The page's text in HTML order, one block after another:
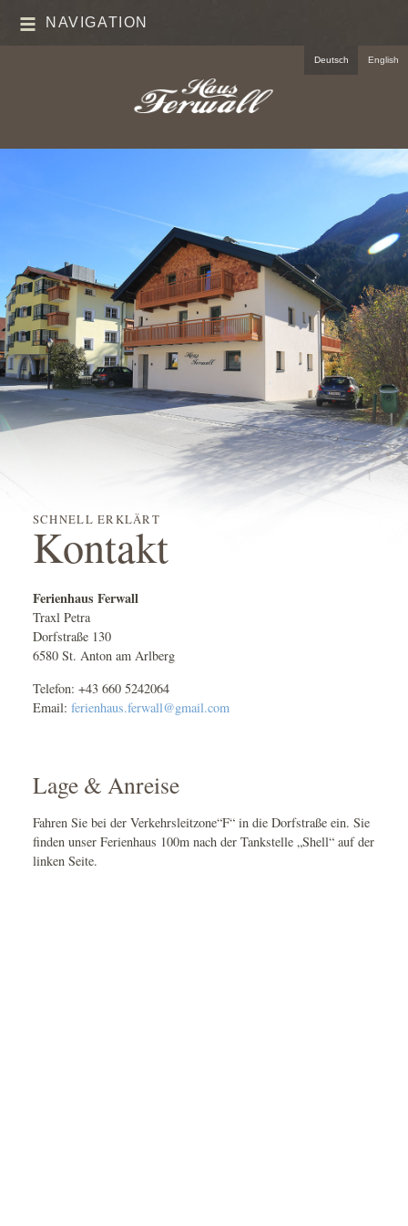
NAVIGATION
Deutsch English
SCHNELL ERKLÄRT
Kontakt
Ferienhaus Ferwall
Traxl Petra
Dorfstraße 130
6580 St. Anton am Arlberg
Telefon: +43 660 5242064
Email: ferienhaus.ferwall@gmail.com
Lage & Anreise
Fahren Sie bei der Verkehrsleitzone“F“ in die Dorfstraße ein. Sie
finden unser Ferienhaus 100m nach der Tankstelle „Shell“ auf der
linken Seite.